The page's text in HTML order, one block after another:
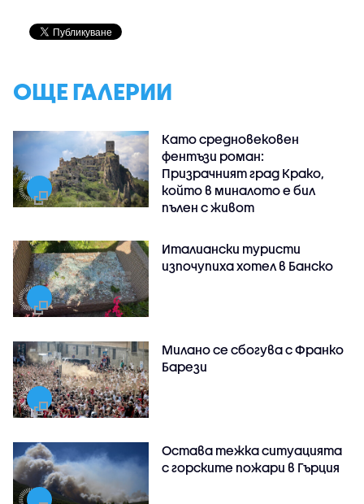
ОЩЕ ГАЛЕРИИ
Като средновековен
фентъзи роман:
Призрачният град Крако,
който в миналото е бил
пълен с живот
Италиански туристи
изпочупиха хотел в Банско
Милано се сбогува с Франко
Барези
Остава тежка ситуацията
с горските пожари в Гърция